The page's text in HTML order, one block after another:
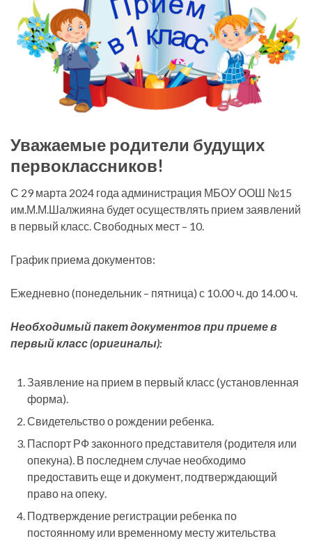
Уважаемые родители будущих
первоклассников!
С 29 марта 2024 года администрация МБОУ ООШ №15
им.М.М.Шалжияна будет осуществлять прием заявлений
в первый класс. Свободных мест – 10.
График приема документов:
Ежедневно (понедельник – пятница) с 10.00 ч. до 14.00 ч.
Необходимый пакет документов при приеме в
первый класс (оригиналы):
Заявление на прием в первый класс (установленная
форма).
Свидетельство о рождении ребенка.
Паспорт РФ законного представителя (родителя или
опекуна). В последнем случае необходимо
предоставить еще и документ, подтверждающий
право на опеку.
Подтверждение регистрации ребенка по
постоянному или временному месту жительства